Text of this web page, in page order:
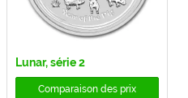
Lunar, série 2
Comparaison des prix